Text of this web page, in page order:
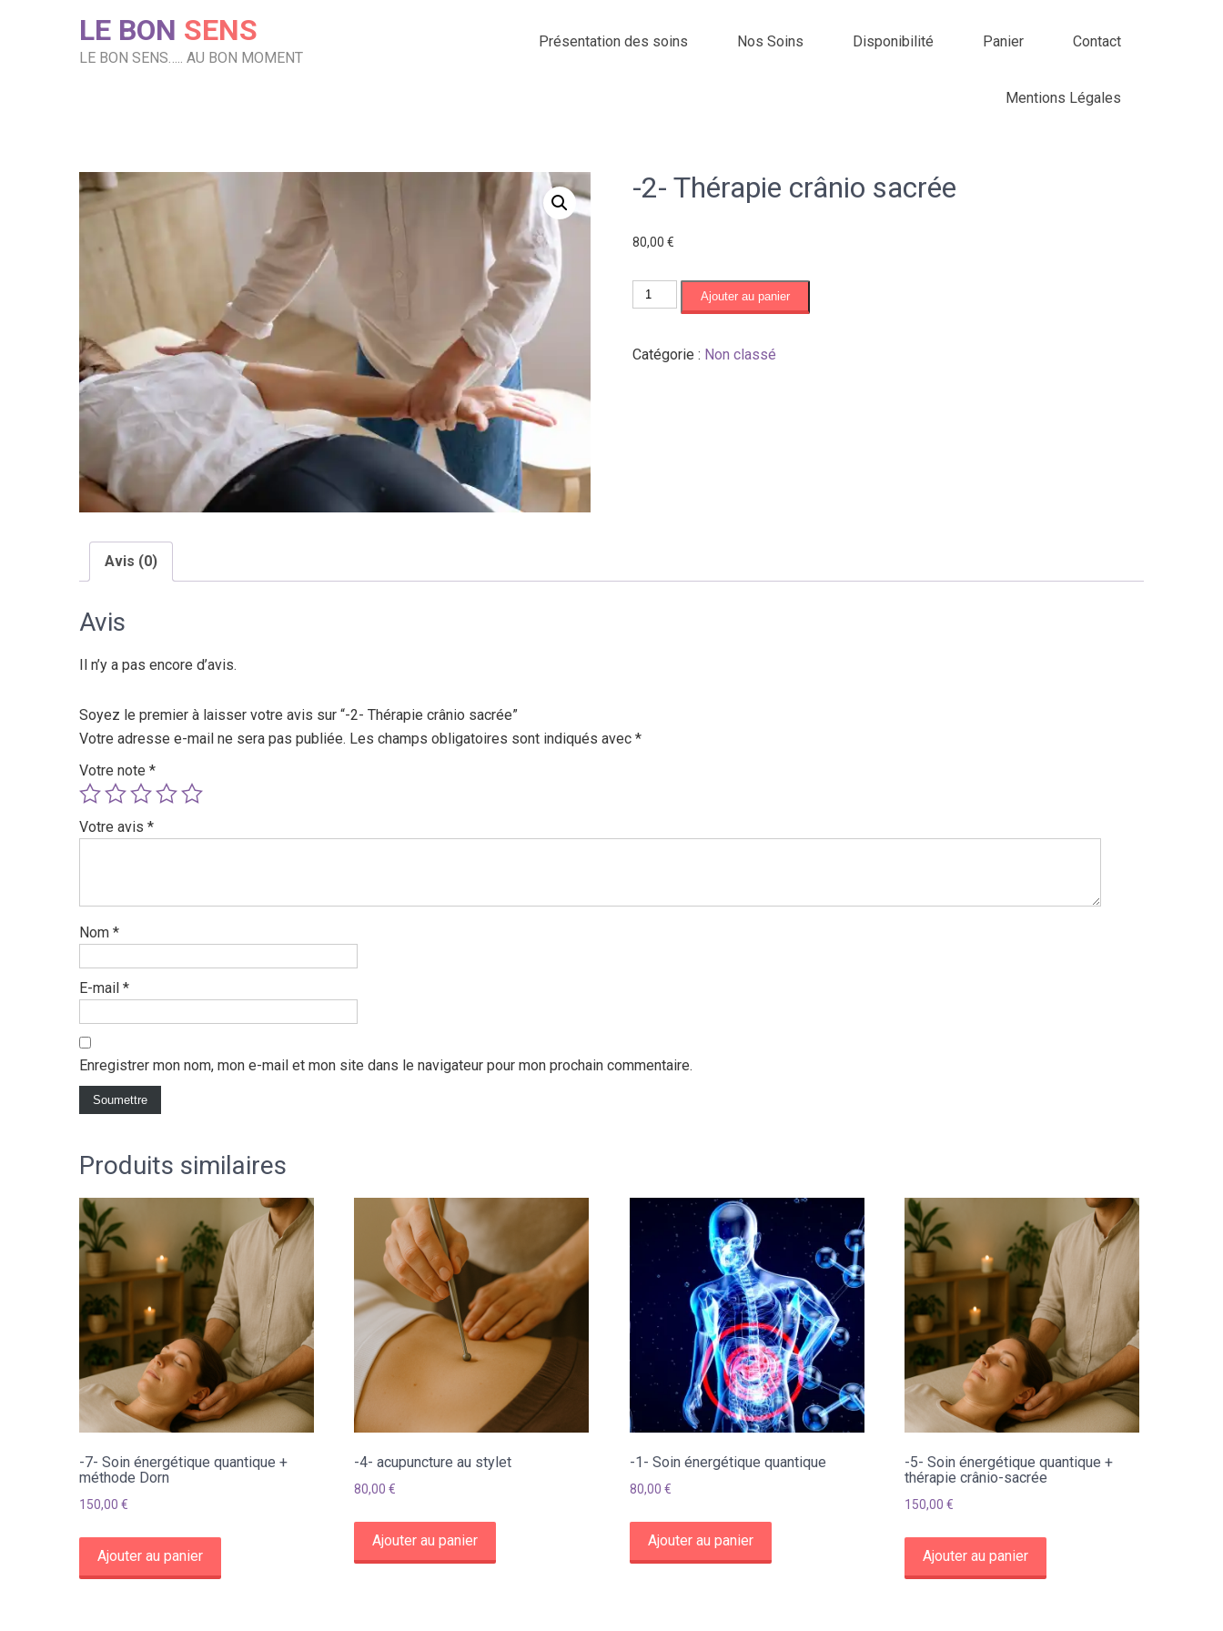
LE BON SENS
LE BON SENS….. AU BON MOMENT
Présentation des soins Nos Soins Disponibilité Panier Contact
Mentions Légales
-2- Thérapie crânio sacrée
80,00€
quantité
de
Thérapie
Ajouter au panier
Catégorie : Non classé
Avis (0)
Avis
Il n’y a pas encore d’avis.
Soyez le premier à laisser votre avis sur “-2- Thérapie crânio sacrée”
Votre adresse e-mail ne sera pas publiée. Les champs obligatoires sont indiqués avec *
Votre note *
Votre avis *
Nom *
E-mail *
Enregistrer mon nom, mon e-mail et mon site dans le navigateur pour mon prochain commentaire.
Produits similaires
-7- Soin énergétique quantique +
méthode Dorn
150,00 €
Ajouter au panier
-4- acupuncture au stylet
80,00€
Ajouter au panier
-1- Soin énergétique quantique
80,00 €
Ajouter au panier
-5- Soin énergétique quantique +
thérapie crânio-sacrée
150,00€
Ajouter au panier